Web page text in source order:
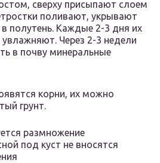
сверху присыпают слоем
поливают, укрывают
в полутень. Каждые 2-3 дня их
Через 2-3 недели
в почву минеральные
корни, их можно
грунт.
размножение
под куст не вносятся